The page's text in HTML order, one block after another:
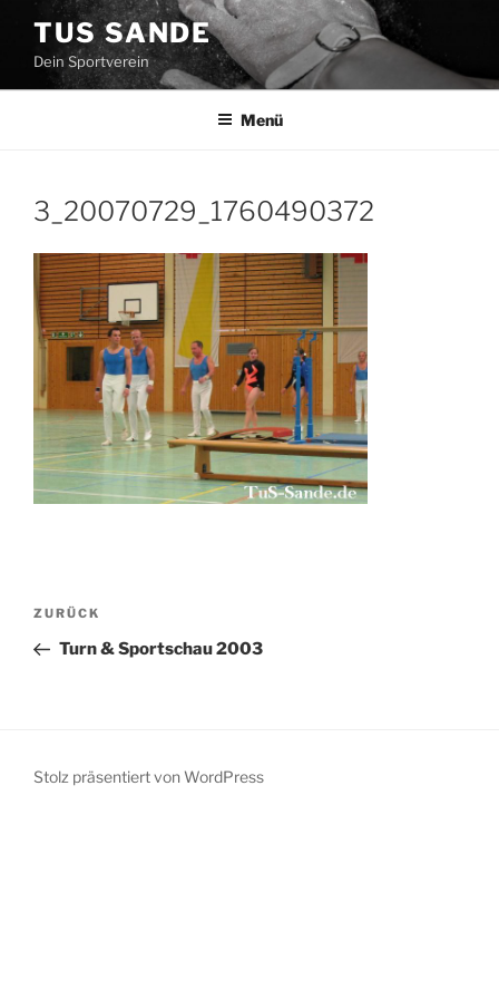
Inhalt
springen
TUS SANDE
Dein Sportverein
Menü
3_20070729_1760490372
Beitragsnavigation
Vorheriger
Beitrag
ZURÜCK
Turn & Sportschau 2003
Stolz präsentiert von WordPress